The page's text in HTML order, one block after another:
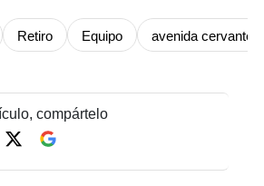
Retiro Equipo avenida cervantes
compártelo